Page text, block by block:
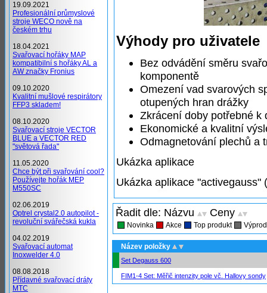
Výhody pro uživatele
Bez odvádění směru
komponentě
Omezení vad svarových
otupených hran drážky
Zkrácení doby potřebné k
Ekonomické a kvalitní
Odmagnetování plechů a
Ukázka aplikace
Ukázka aplikace "activegauss"
Řadit dle: Názvu Ceny
Novinka Akce Top produkt
Název položky
Set Degauss 600
FIM1-4 Set: Měřič intenzity pole vč. Hallovy sondy
19.09.2021
Profesionální průmyslové
stroje WECO nově na
českém trhu
18.04.2021
Svařovací hořáky MAP
kompatibilní s hořáky AL a
AW značky Fronius
09.10.2020
Kvalitní mušlové respirátory
FFP3 skladem!
08.10.2020
Svařovací stroje VECTOR
BLUE a VECTOR RED
"světová řada"
11.05.2020
Chce být při svařování cool?
Používejte hořák MEP
M550SC
02.06.2019
Optrel crystal2.0 autopilot -
revoluční svářečská kukla
04.02.2019
Svařovací automat
Inoxwelder 4.0
08.08.2018
Přídavné svařovací dráty
MTC